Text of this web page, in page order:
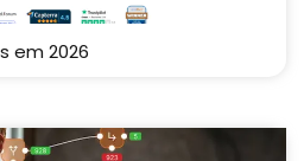
em 2026